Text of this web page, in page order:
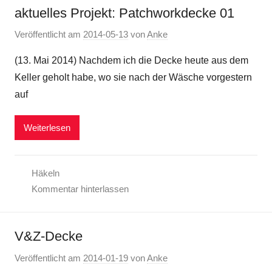
aktuelles Projekt: Patchworkdecke 01
Veröffentlicht am 2014-05-13 vonAnke
(13. Mai 2014) Nachdem ich die Decke heute aus dem
Keller geholt habe, wo sie nach der Wäsche vorgestern
auf
Weiterlesen
Häkeln
Kommentar hinterlassen
V&Z-Decke
Veröffentlicht am 2014-01-19 vonAnke